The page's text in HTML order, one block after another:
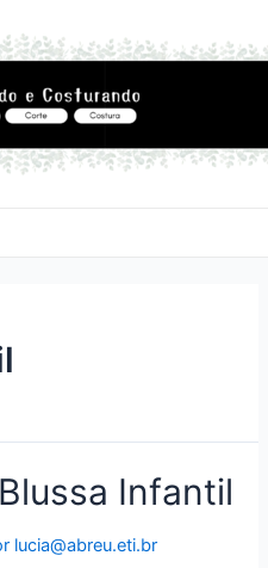
Infantil
lucia@abreu.eti.br